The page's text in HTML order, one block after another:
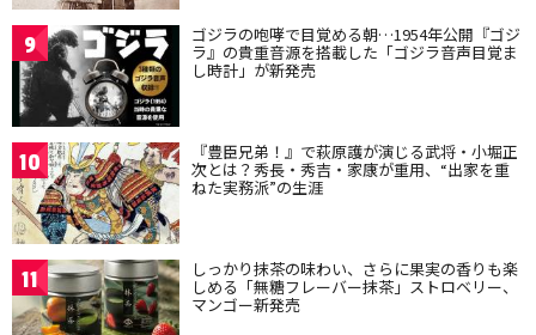
9 ゴジラの咆哮で目覚める朝…1954年公開『ゴジ
ラ』の貴重音源を搭載した「ゴジラ音声目覚ま
し時計」が新発売
10 『豊臣兄弟！』で萩原護が演じる武将・小堀正
次とは？秀長・秀吉・家康が重用、“出家を重
ねた実務派”の生涯
11 しっかり抹茶の味わい、さらに果実の香りも楽
しめる「無糖フレーバー抹茶」ストロベリー、
マンゴー新発売